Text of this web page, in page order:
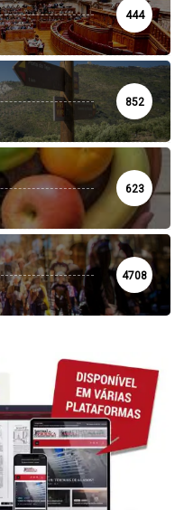
444
852
623
4708